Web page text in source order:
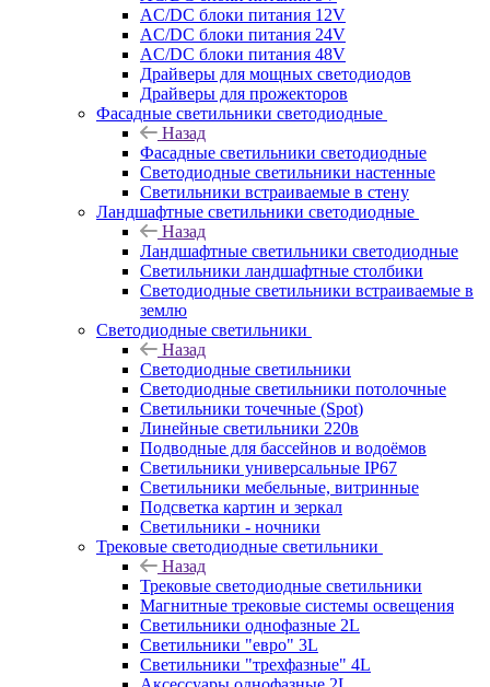
AC/DC блоки питания 12V
AC/DC блоки питания 24V
AC/DC блоки питания 48V
Драйверы для мощных светодиодов
Драйверы для прожекторов
Фасадные светильники светодиодные
Назад
Фасадные светильники светодиодные
Светодиодные светильники настенные
Светильники встраиваемые в стену
Ландшафтные светильники светодиодные
Назад
Ландшафтные светильники светодиодные
Светильники ландшафтные столбики
Светодиодные светильники встраиваемые в
землю
Светодиодные светильники
Назад
Светодиодные светильники
Светодиодные светильники потолочные
Светильники точечные (Spot)
Линейные светильники 220в
Подводные для бассейнов и водоёмов
Светильники универсальные IP67
Светильники мебельные, витринные
Подсветка картин и зеркал
Светильники - ночники
Трековые светодиодные светильники
Назад
Трековые светодиодные светильники
Магнитные трековые системы освещения
Светильники однофазные 2L
Светильники "евро" 3L
Светильники "трехфазные" 4L